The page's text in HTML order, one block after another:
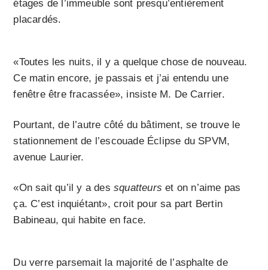
étages de l’immeuble sont presqu’entièrement
placardés.
«Toutes les nuits, il y a quelque chose de nouveau.
Ce matin encore, je passais et j’ai entendu une
fenêtre être fracassée», insiste M. De Carrier.
Pourtant, de l’autre côté du bâtiment, se trouve le
stationnement de l’escouade Éclipse du SPVM,
avenue Laurier.
«On sait qu’il y a dessquatteurs et on n’aime pas
ça. C’est inquiétant», croit pour sa part Bertin
Babineau, qui habite en face.
Du verre parsemait la majorité de l’asphalte de